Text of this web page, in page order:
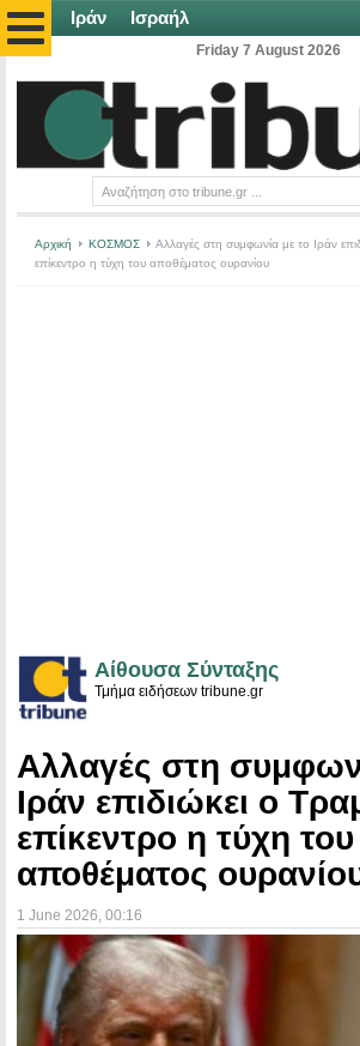
Ιράν Ισραήλ
Friday 7 August 2026
Αρχική ΚΟΣΜΟΣ
Αλλαγές στη συμφωνία με το Ιράν
επίκεντρο η τύχη του αποθέματος ουρανίου
Αίθουσα Σύνταξης
Τμήμα ειδήσεων tribune.gr
Αλλαγές στη
Ιράν επιδιώκει ο
επίκεντρο η τύχη του
αποθέματος
1 June 2026 , 00:16